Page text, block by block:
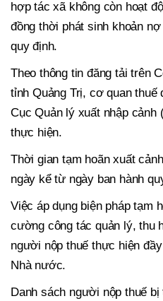
hợp tác xã không còn hoạt
đồng thời phát sinh khoản
quy định.
Theo thông tin đăng tải trên
tỉnh Quảng Trị, cơ quan thuế
Cục Quản lý xuất nhập cảnh
thực hiện.
Thời gian tạm hoãn xuất
ngày kể từ ngày ban hành
Việc áp dụng biện pháp tạm
cường công tác quản lý, thu
người nộp thuế thực hiện
Nhà nước.
Danh sách người nộp thuế